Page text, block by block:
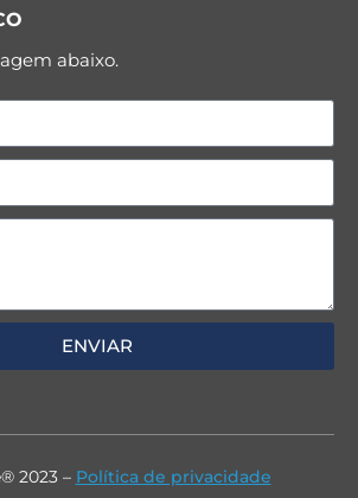
abaixo.
ENVIAR
2023 – Política de privacidade